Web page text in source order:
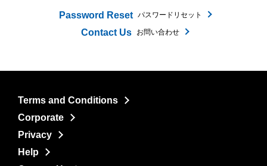
Password Reset パスワードリセット
Contact Us お問い合わせ
Terms and Conditions
Corporate
Privacy
Help